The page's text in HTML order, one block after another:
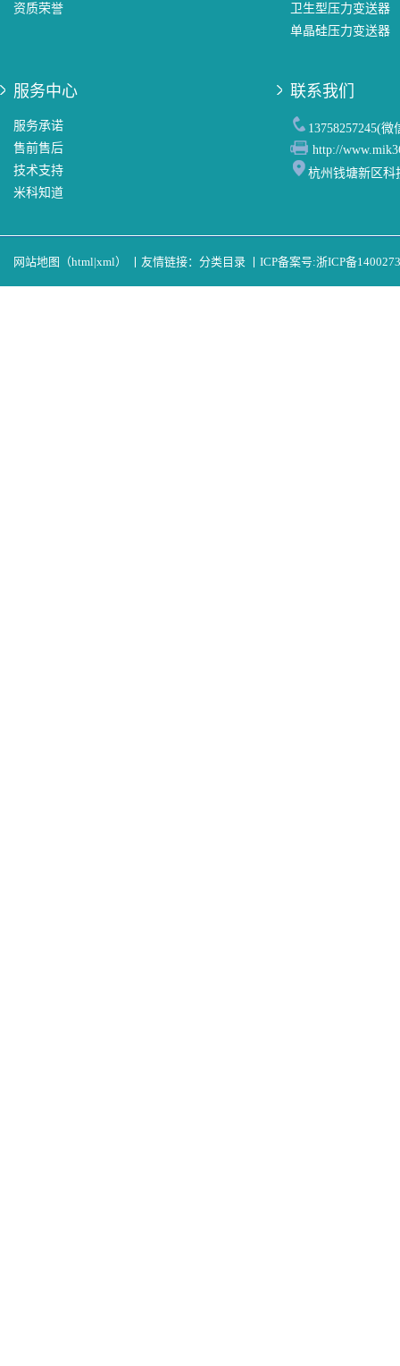
资质荣誉
卫生型压力变送器
单晶硅压力变送器
服务中心
服务承诺
售前售后
技术支持
米科知道
联系我们
13758257245(微
http://
杭州钱塘新区科
网站地图（html|xml） 丨 友情链接： 分类目录 丨 ICP备案号:浙ICP备